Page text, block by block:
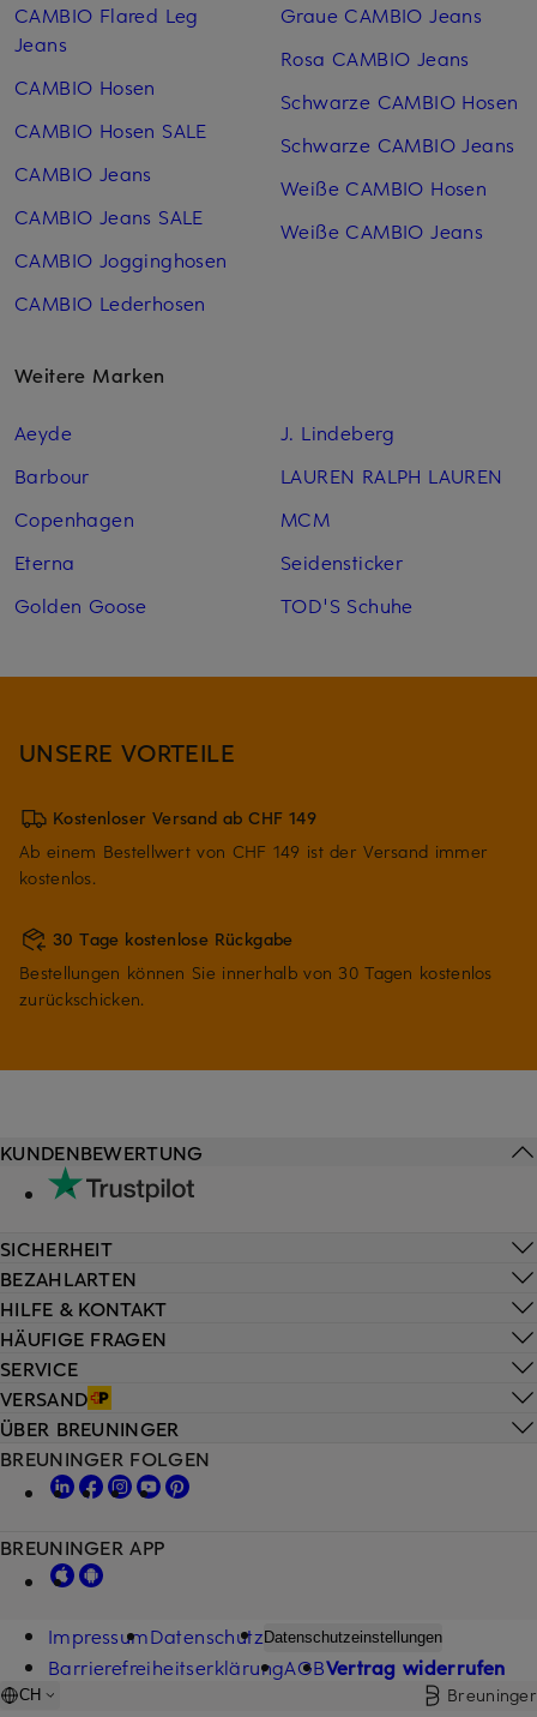
CAMBIO Flared Leg
Jeans
CAMBIO Hosen
CAMBIO Hosen SALE
CAMBIO Jeans
CAMBIO Jeans SALE
CAMBIO Jogginghosen
CAMBIO Lederhosen
Graue CAMBIO Jeans
Rosa CAMBIO Jeans
Schwarze CAMBIO Hosen
Schwarze CAMBIO Jeans
Weiße CAMBIO Hosen
Weiße CAMBIO Jeans
Weitere Marken
Aeyde
Barbour
Copenhagen
Eterna
Golden Goose
J. Lindeberg
LAUREN RALPH LAUREN
MCM
Seidensticker
TOD'S Schuhe
UNSERE VORTEILE
Kostenloser Versand ab CHF 149
Ab einem Bestellwert von CHF 149 ist der Versand immer
kostenlos.
30 Tage kostenlose Rückgabe
Bestellungen können Sie innerhalb von 30 Tagen kostenlos
zurückschicken.
HILFE & KONTAKT
HÄUFIGE FRAGEN
SERVICE
VERSAND
KUNDENBEWERTUNG
SICHERHEIT
BEZAHLARTEN
ÜBER BREUNINGER
BREUNINGER FOLGEN
BREUNINGER APP
ImpressumDatenschutz Datenschutzeinstellungen
BarrierefreiheitserklärungAGBVertrag widerrufen
CH Breuninger